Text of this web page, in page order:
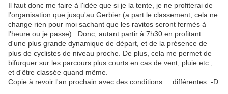
Il faut donc me faire à l'idée que si je la tente, je ne profiterai de
l'organisation que jusqu'au Gerbier (a part le classement, cela ne
change rien pour moi sachant que les ravitos seront fermés à
l'heure ou je passe) . Donc, autant partir à 7h30 en profitant
d'une plus grande dynamique de départ, et de la présence de
plus de cyclistes de niveau proche. De plus, cela me permet de
bifurquer sur les parcours plus courts en cas de vent, pluie etc ,
et d'être classée quand même.
Copie à revoir l'an prochain avec des conditions ... différentes :-D